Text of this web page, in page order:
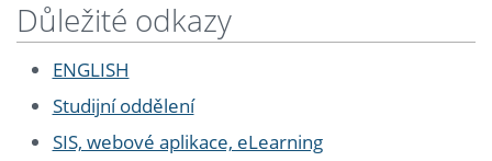
Důležité odkazy
ENGLISH
Studijní oddělení
SIS, webové aplikace, eLearning